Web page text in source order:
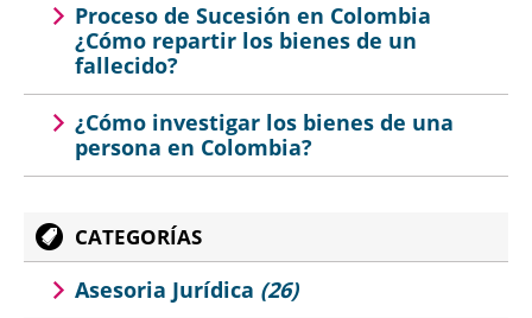
Proceso de Sucesión en Colombia
¿Cómo repartir los bienes de un
fallecido?
¿Cómo investigar los bienes de una
persona en Colombia?
CATEGORÍAS
Asesoria Jurídica (26)